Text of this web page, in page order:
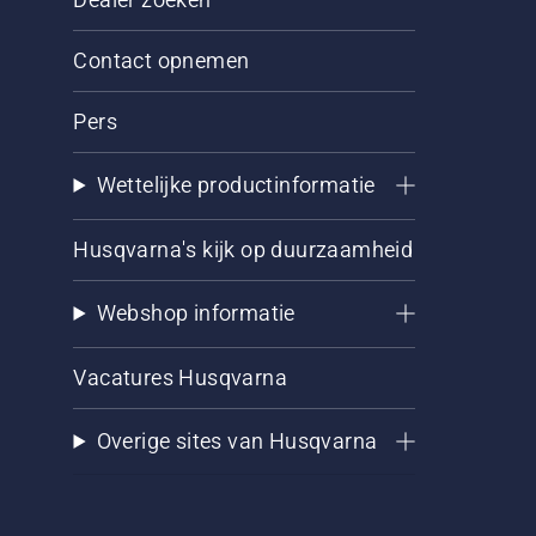
Contact opnemen
Pers
Wettelijke productinformatie
Husqvarna's kijk op duurzaamheid
Webshop informatie
Vacatures Husqvarna
Overige sites van Husqvarna